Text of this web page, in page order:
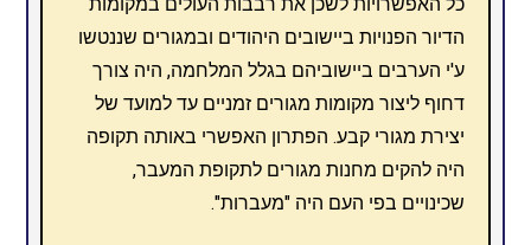
הדיור הפנויות ביישובים היהודים ובמגורים שננטשו
ע'י הערבים ביישוביהם בגלל המלחמה, היה צורך
דחוף ליצור מקומות מגורים זמניים עד למועד של
יצירת מגורי קבע. הפתרון האפשרי באותה תקופה
היה להקים מחנות מגורים לתקופת המעבר,
שכינויים בפי העם היה "מעברות".